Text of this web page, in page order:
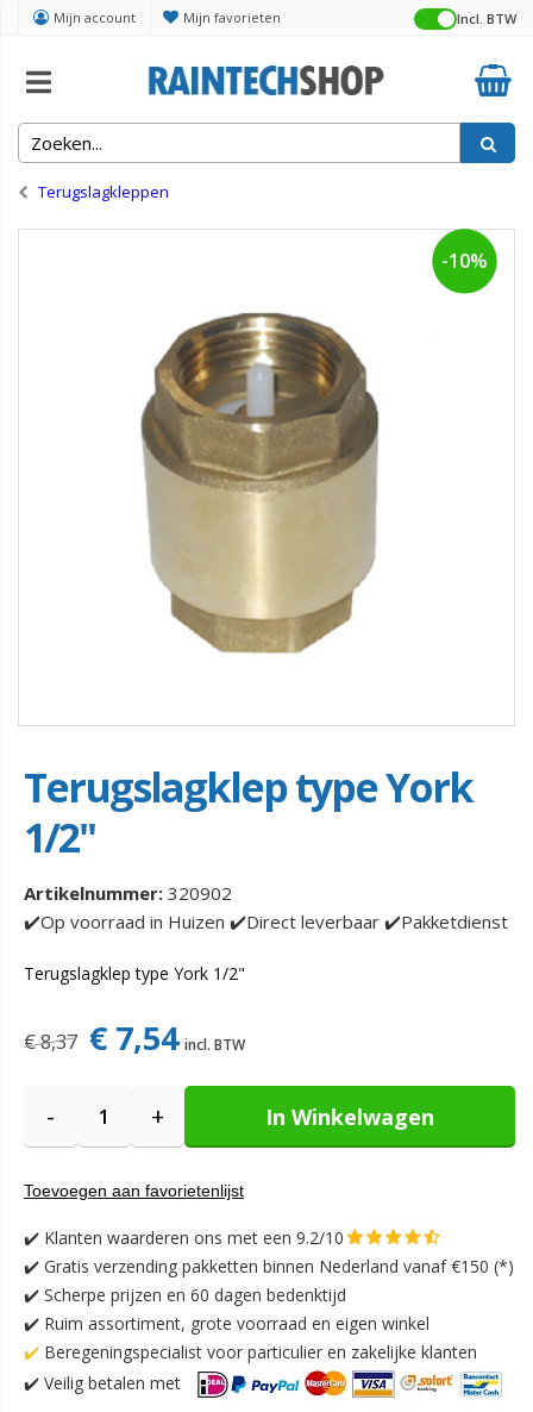
Mijn account Mijn favorieten Incl. BTW
Home
Kranen en appendages
Terugslagkleppen
-10%
Terugslagklep type York
1/2"
Artikelnummer: 320902
✔️Op voorraad in Huizen ✔️Direct leverbaar ✔️Pakketdienst
Terugslagklep type York 1/2"
€ 7,54
€ 8,37
- + In Winkelwagen
Toevoegen aan favorietenlijst
✔️ Klanten waarderen ons met een 9.2/10
✔️ Gratis verzending pakketten binnen Nederland vanaf €150 (*)
✔️ Scherpe prijzen en 60 dagen bedenktijd
✔️ Ruim assortiment, grote voorraad en eigen winkel
✔️ Beregeningspecialist voor particulier en zakelijke klanten
✔️ Veilig betalen met